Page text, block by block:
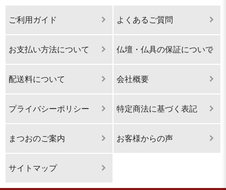
ご利用ガイド よくあるご質問
お支払い方法について 仏壇・仏具の保証について
配送料について 会社概要
プライバシーポリシー 特定商法に基づく表記
まつおのご案内 お客様からの声
サイトマップ